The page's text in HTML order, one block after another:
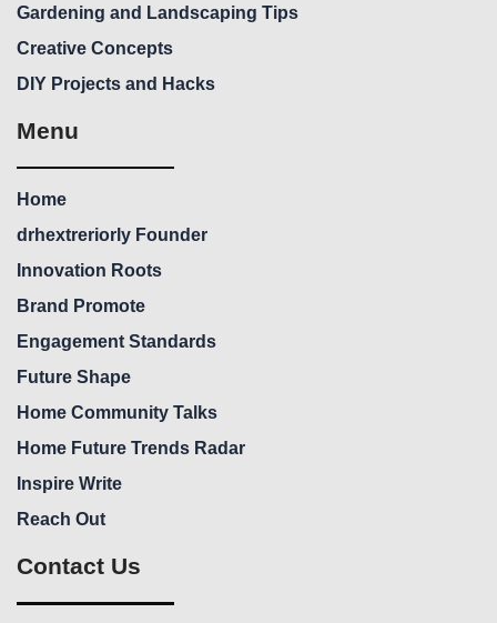
Gardening and Landscaping Tips
Creative Concepts
DIY Projects and Hacks
Menu
Home
drhextreriorly Founder
Innovation Roots
Brand Promote
Engagement Standards
Future Shape
Home Community Talks
Home Future Trends Radar
Inspire Write
Reach Out
Contact Us